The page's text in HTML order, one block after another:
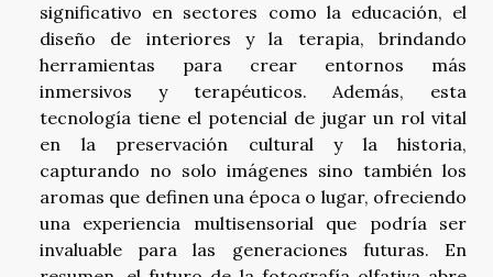
significativo en sectores como la educación, el
diseño de interiores y la terapia, brindando
herramientas para crear entornos más
inmersivos y terapéuticos. Además, esta
tecnología tiene el potencial de jugar un rol vital
en la preservación cultural y la historia,
capturando no solo imágenes sino también los
aromas que definen una época o lugar, ofreciendo
una experiencia multisensorial que podría ser
invaluable para las generaciones futuras. En